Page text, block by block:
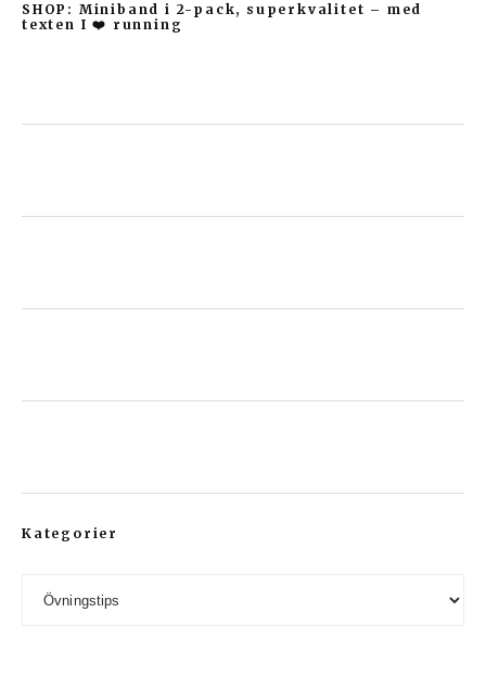
SHOP: Miniband i 2-pack, superkvalitet – med
texten I ❤️ running
Kategorier